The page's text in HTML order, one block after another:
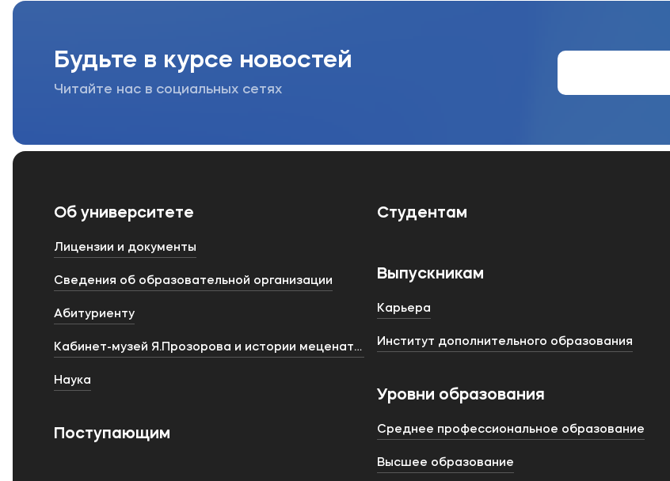
Будьте в курсе новостей
Читайте нас в социальных сетях
Об университете
Лицензии и документы
Сведения об образовательной организации
Абитуриенту
Кабинет-музей Я.Прозорова и истории меценатства
Наука
Поступающим
Студентам
Выпускникам
Карьера
Институт дополнительного образования
Уровни образования
Среднее профессиональное образование
Высшее образование